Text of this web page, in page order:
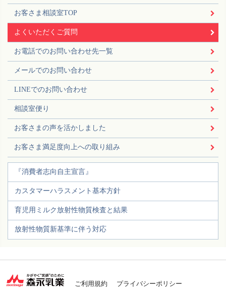
お客さま相談室TOP
よくいただくご質問
お電話でのお問い合わせ先一覧
メールでのお問い合わせ
LINEでのお問い合わせ
相談室便り
お客さまの声を活かしました
お客さま満足度向上への取り組み
『消費者志向自主宣言』
カスタマーハラスメント基本方針
育児用ミルク放射性物質検査と結果
放射性物質新基準に伴う対応
ご利用規約 プライバシーポリシー